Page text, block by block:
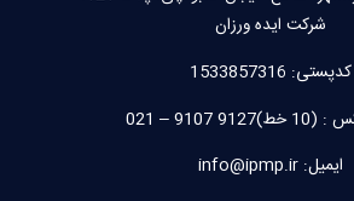
شرکت ایده ورزان
کدپستی: 1533857316
9107 – 021
ایمیل: info@ipmp.ir